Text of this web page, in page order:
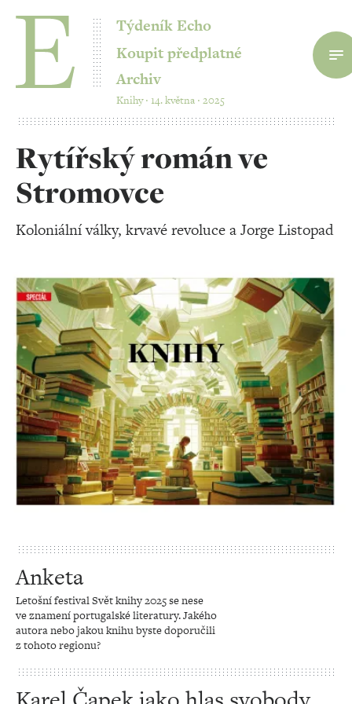
Týdeník Echo
Koupit předplatné
Archiv
Knihy ‧ 14. května ‧ 2025
Rytířský román ve
Stromovce
Koloniální války, krvavé revoluce a Jorge Listopad
Anketa
Letošní festival Svět knihy 2025 se nese
ve znamení portugalské literatury. Jakého
autora nebo jakou knihu byste doporučili
z tohoto regionu?